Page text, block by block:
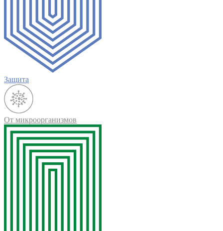
Защита
От микроорганизмов